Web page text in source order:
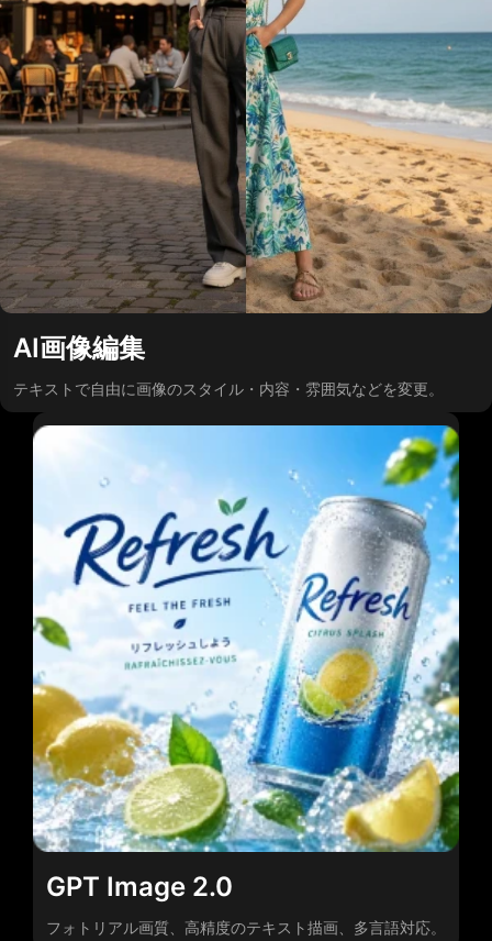
AI画像編集
テキストで自由に画像のスタイル・内容・雰囲気などを変更。
GPT Image 2.0
フォトリアル画質、高精度のテキスト描画、多言語対応。